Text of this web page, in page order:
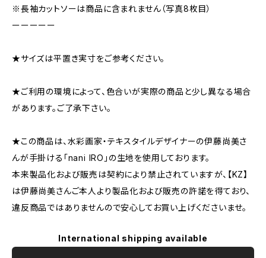
※長袖カットソーは商品に含まれません（写真8枚目）
ーーーーー
★サイズは平置き実寸をご参考ください。
★ご利用の環境によって、色合いが実際の商品と少し異なる場合
があります。ご了承下さい。
★この商品は、水彩画家・テキスタイルデザイナーの伊藤尚美さ
んが手掛ける「nani IRO」の生地を使用しております。
本来製品化および販売は契約により禁止されていますが、【KZ】
は伊藤尚美さんご本人より製品化および販売の許諾を得ており、
違反商品ではありませんので安心してお買い上げくださいませ。
International shipping available